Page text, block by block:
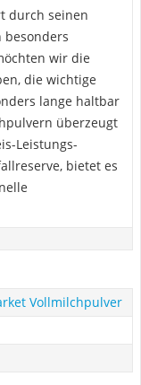
durch seinen
besonders
wir die
die wichtige
lange haltbar
überzeugt
Leistungs-
bietet es
Vollmilchpulver